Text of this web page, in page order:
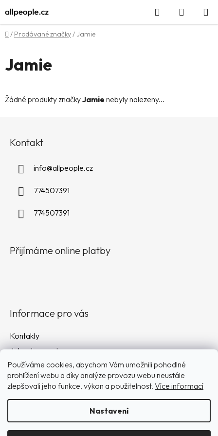
Používáme cookies, abychom Vám umožnili pohodlné
prohlížení webu a díky analýze provozu webu neustále
zlepšovali jeho funkce, výkon a použitelnost. Více informací
Nastavení
na
obsah
Hledat
KOŠÍK
Domů
/ Prodávané značky/ Jamie
Jamie
Žádné produkty značkyJamie nebyly nalezeny...
Kontakt
info@allpeople.cz
774507391
774507391
Přijímáme online platby
Informace pro vás
Kontakty
Jak nakupovat
Obchodní podmínky
Podmínky ochrany osobních údajů
Vytvořil Shoptet